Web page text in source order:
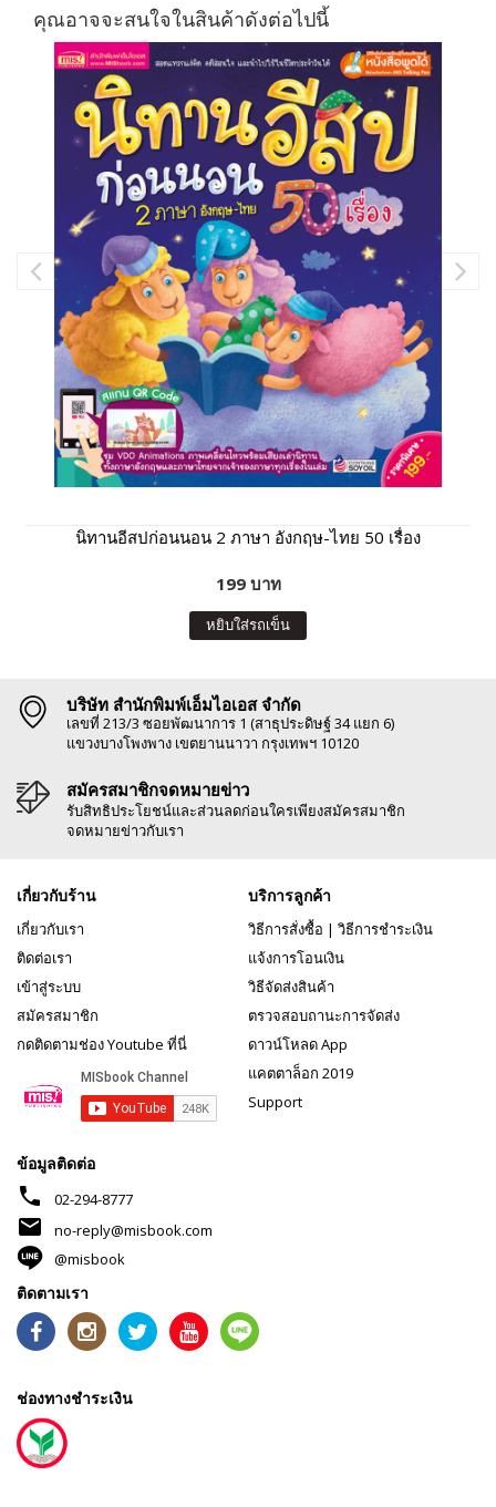
คุณอาจจะสนใจในสินค้าดังต่อไปนี้
นิทานอีสปก่อนนอน 2 ภาษา อังกฤษ-ไทย 50 เรื่อง
199 บาท
หยิบใส่รถเข็น
บริษัท สำนักพิมพ์เอ็มไอเอส จำกัด
เลขที่ 213/3 ซอยพัฒนาการ 1 (สาธุประดิษฐ์ 34 แยก 6)
แขวงบางโพงพาง เขตยานนาวา กรุงเทพฯ 10120
สมัครสมาชิกจดหมายข่าว
รับสิทธิประโยชน์และส่วนลดก่อนใครเพียงสมัครสมาชิก
จดหมายข่าวกับเรา
เกี่ยวกับร้าน
เกี่ยวกับเรา
ติดต่อเรา
เข้าสู่ระบบ
สมัครสมาชิก
กดติดตามช่อง Youtube ที่นี่
บริการลูกค้า
วิธีการสั่งซื้อ | วิธีการชำระเงิน
แจ้งการโอนเงิน
วิธีจัดส่งสินค้า
ตรวจสอบถานะการจัดส่ง
ดาวน์โหลด App
แคตตาล็อก 2019
Support
ข้อมูลติดต่อ
phone 02-294-8777
mail
no-reply@misbook.com
@misbook
ติดตามเรา
ช่องทางชำระเงิน